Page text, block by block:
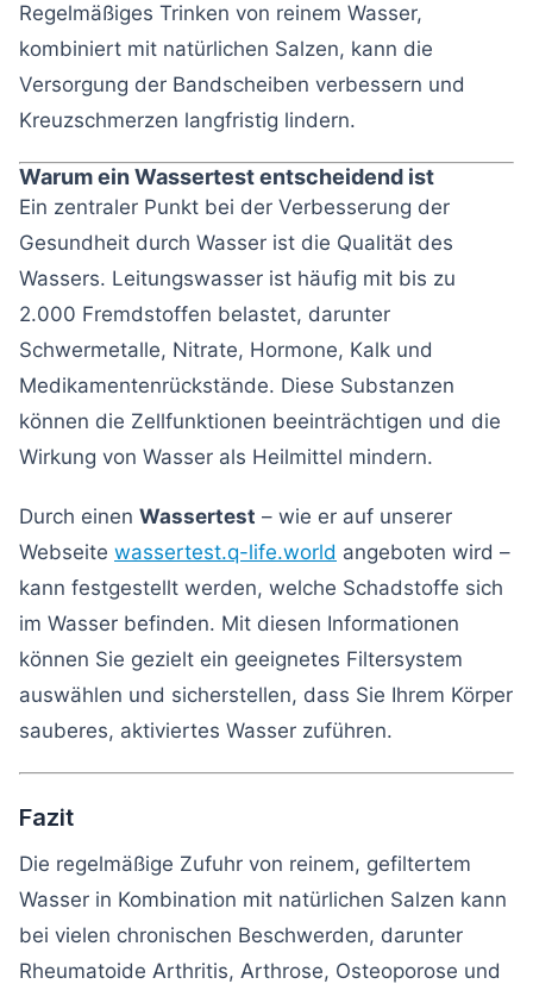
Regelmäßiges Trinken von reinem Wasser,
kombiniert mit natürlichen Salzen, kann die
Versorgung der Bandscheiben verbessern und
Kreuzschmerzen langfristig lindern.
Warum ein Wassertest entscheidend ist
Ein zentraler Punkt bei der Verbesserung der
Gesundheit durch Wasser ist die Qualität des
Wassers. Leitungswasser ist häufig mit bis zu
2.000 Fremdstoffen belastet, darunter
Schwermetalle, Nitrate, Hormone, Kalk und
Medikamentenrückstände. Diese Substanzen
können die Zellfunktionen beeinträchtigen und die
Wirkung von Wasser als Heilmittel mindern.
Durch einen Wassertest – wie er auf unserer
Webseite wassertest.q-life.world angeboten wird –
kann festgestellt werden, welche Schadstoffe sich
im Wasser befinden. Mit diesen Informationen
können Sie gezielt ein geeignetes Filtersystem
auswählen und sicherstellen, dass Sie Ihrem Körper
sauberes, aktiviertes Wasser zuführen.
Fazit
Die regelmäßige Zufuhr von reinem, gefiltertem
Wasser in Kombination mit natürlichen Salzen kann
bei vielen chronischen Beschwerden, darunter
Rheumatoide Arthritis, Arthrose, Osteoporose und